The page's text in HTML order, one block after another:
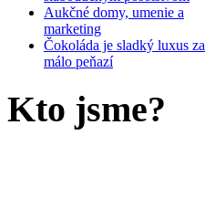
Aukčné domy, umenie a
marketing
Čokoláda je sladký luxus za
málo peňazí
Kto jsme?